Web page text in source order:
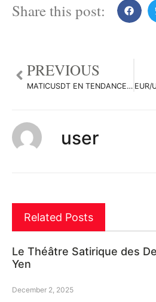
Share this post:
PREVIOUS
MATICUSDT EN TENDANCE HAUSSIERE par NOURCAPITAL
user
Related Posts
Le Théâtre Satirique des
Yen
December 2, 2025